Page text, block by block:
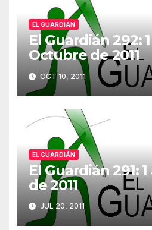
EL GUARDIÁN
El Guardián 292:
Octubre de 2011
OCT 10, 2011
EL GUARDIÁN
El Guardián 291:
de 2011
JUL 20, 2011